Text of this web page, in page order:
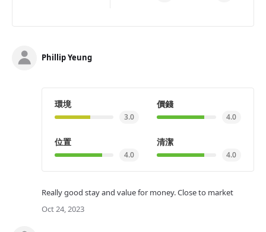
Phillip Yeung
環境
3.0
價錢
4.0
位置
4.0
清潔
4.0
Really good stay and value for money. Close to market
Oct 24, 2023